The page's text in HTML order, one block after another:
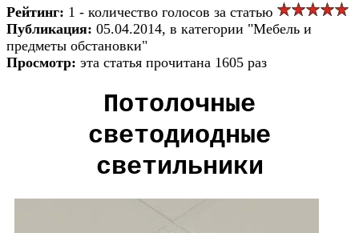
Рейтинг: 1 - количество голосов за статью
Публикация: 05.04.2014, в категории "Мебель и
предметы обстановки"
Просмотр: эта статья прочитана 1605 раз
Потолочные
светодиодные
светильники